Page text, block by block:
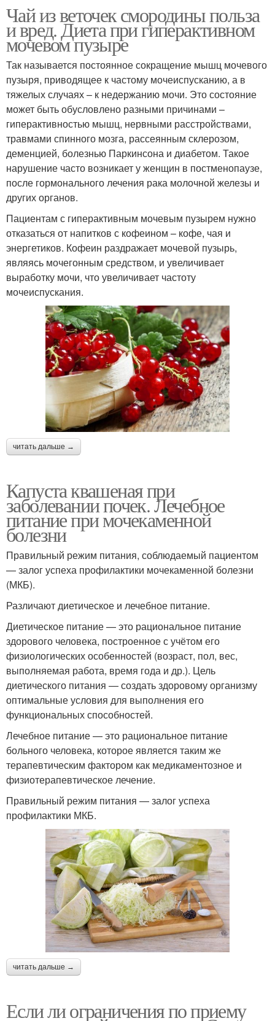
Чай из веточек смородины польза
и вред. Диета при гиперактивном
мочевом пузыре
Так называется постоянное сокращение мышц мочевого
пузыря, приводящее к частому мочеиспусканию, а в
тяжелых случаях – к недержанию мочи. Это состояние
может быть обусловлено разными причинами –
гиперактивностью мышц, нервными расстройствами,
травмами спинного мозга, рассеянным склерозом,
деменцией, болезнью Паркинсона и диабетом. Такое
нарушение часто возникает у женщин в постменопаузе,
после гормонального лечения рака молочной железы и
других органов.
Пациентам с гиперактивным мочевым пузырем нужно
отказаться от напитков с кофеином – кофе, чая и
энергетиков. Кофеин раздражает мочевой пузырь,
являясь мочегонным средством, и увеличивает
выработку мочи, что увеличивает частоту
мочеиспускания.
читать дальше →
Капуста квашеная при
заболевании почек. Лечебное
питание при мочекаменной
болезни
Правильный режим питания, соблюдаемый пациентом
— залог успеха профилактики мочекаменной болезни
(МКБ).
Различают диетическое и лечебное питание.
Диетическое питание — это рациональное питание
здорового человека, построенное с учётом его
физиологических особенностей (возраст, пол, вес,
выполняемая работа, время года и др.). Цель
диетического питания — создать здоровому организму
оптимальные условия для выполнения его
функциональных способностей.
Лечебное питание — это рациональное питание
больного человека, которое является таким же
терапевтическим фактором как медикаментозное и
физиотерапевтическое лечение.
Правильный режим питания — залог успеха
профилактики МКБ.
читать дальше →
Если ли ограничения по приему